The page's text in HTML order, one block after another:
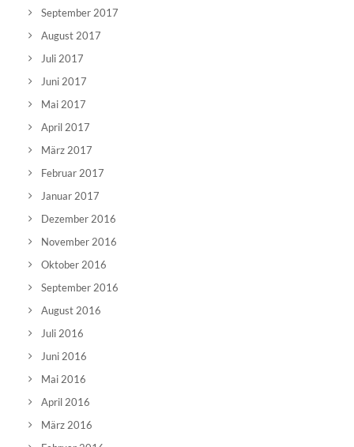
September 2017
August 2017
Juli 2017
Juni 2017
Mai 2017
April 2017
März 2017
Februar 2017
Januar 2017
Dezember 2016
November 2016
Oktober 2016
September 2016
August 2016
Juli 2016
Juni 2016
Mai 2016
April 2016
März 2016